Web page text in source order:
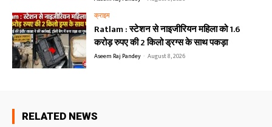
क्राइम
Ratlam : स्टेशन से नाइजीरियन महिला को 1.6
करोड़ रुपए की 2 किलो ड्रग्स के साथ पकड़ा
Aseem Raj Pandey - August 8, 2026
RELATED NEWS